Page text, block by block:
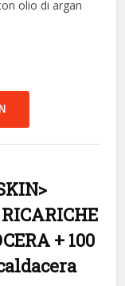
olio di argan
+ 100